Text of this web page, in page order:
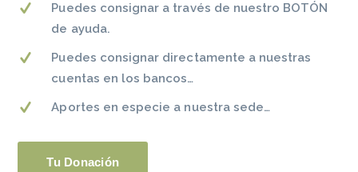
Puedes consignar a través de nuestro BOTÓN
de ayuda.
Puedes consignar directamente a nuestras
cuentas en los bancos…
Aportes en especie a nuestra sede…
Tu Donación